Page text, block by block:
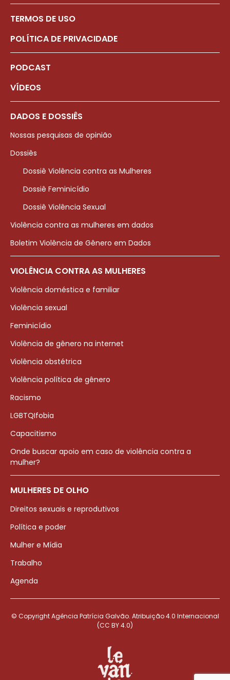
TERMOS DE USO
POLÍTICA DE PRIVACIDADE
PODCAST
VÍDEOS
DADOS E DOSSIÊS
Nossas pesquisas de opinião
Dossiês
Dossiê Violência contra as Mulheres
Dossiê Feminicídio
Dossiê Violência Sexual
Violência contra as mulheres em dados
Boletim Violência de Gênero em Dados
VIOLÊNCIA CONTRA AS MULHERES
Violência doméstica e familiar
Violência sexual
Feminicídio
Violência de gênero na internet
Violência obstétrica
Violência política de gênero
Racismo
LGBTQIfobia
Capacitismo
Onde buscar apoio em caso de violência contra a
mulher?
MULHERES DE OLHO
Direitos sexuais e reprodutivos
Política e poder
Mulher e Mídia
Trabalho
Agenda
© Copyright Agência Patrícia Galvão. Atribuição 4.0 Internacional
(CC BY 4.0)